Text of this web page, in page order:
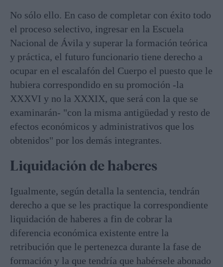
No sólo ello. En caso de completar con éxito todo
el proceso selectivo, ingresar en la Escuela
Nacional de Ávila y superar la formación teórica
y práctica, el futuro funcionario tiene derecho a
ocupar en el escalafón del Cuerpo el puesto que le
hubiera correspondido en su promoción -la
XXXVI y no la XXXIX, que será con la que se
examinarán- "con la misma antigüedad y resto de
efectos económicos y administrativos que los
obtenidos" por los demás integrantes.
Liquidación de haberes
Igualmente, según detalla la sentencia, tendrán
derecho a que se les practique la correspondiente
liquidación de haberes a fin de cobrar la
diferencia económica existente entre la
retribución que le pertenezca durante la fase de
formación y la que tendría que habérsele abonado